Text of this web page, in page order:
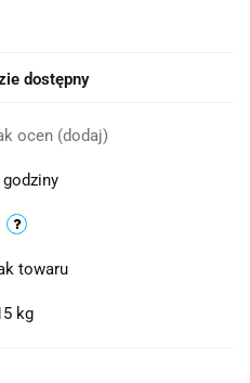
dostępny
ocen (dodaj)
godziny
towaru
kg